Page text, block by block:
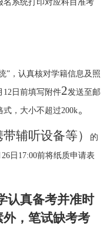
名系统打印对应科目准考
”，认真核对学籍信息及照
12 日前填写附件2发送至邮
式，大小不超过200k。
带辅听设备等） 的
26 日 17:00前将纸质申请表
认真备考并准时
外， 笔试缺考考